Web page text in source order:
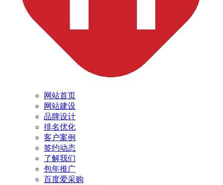
网站首页
网站建设
品牌设计
排名优化
客户案例
签约动态
了解我们
包年推广
百度爱采购